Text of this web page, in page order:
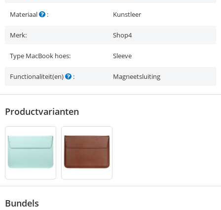
Materiaal : Kunstleer
Merk: Shop4
Type MacBook hoes: Sleeve
Functionaliteit(en) : Magneetsluiting
Productvarianten
Bundels